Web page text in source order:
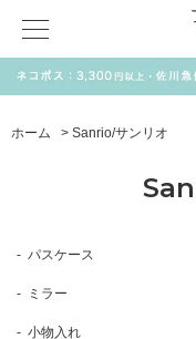
ホーム > Sanrio/サンリオ
パスケース
ミラー
小物入れ
気化冷却スカーフ